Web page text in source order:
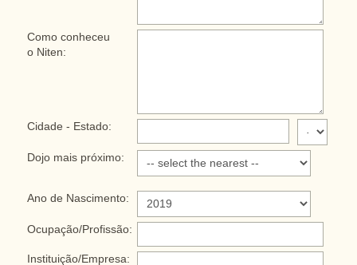
Como conheceu
o Niten:
Cidade - Estado:
Dojo mais próximo:
Ano de Nascimento:
Ocupação/Profissão:
Instituição/Empresa: